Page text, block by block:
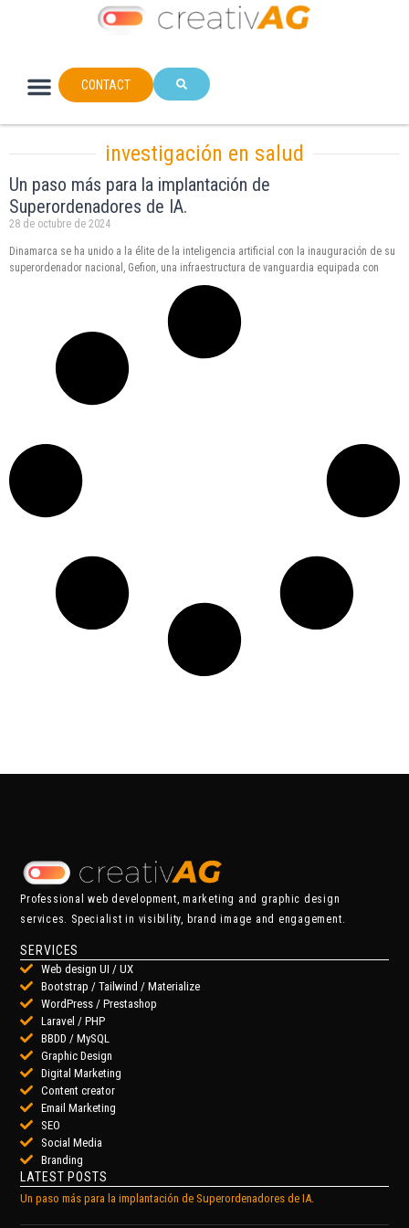
CONTACT
investigación en salud
Un paso más para la implantación de
Superordenadores de IA.
28 de octubre de 2024
Dinamarca se ha unido a la élite de la inteligencia artificial con la inauguración de su
superordenador nacional, Gefion, una infraestructura de vanguardia equipada con
Professional web development, marketing and graphic design
services. Specialist in visibility, brand image and engagement.
SERVICES
Web design UI / UX
Bootstrap / Tailwind / Materialize
WordPress / Prestashop
Laravel / PHP
BBDD / MySQL
Graphic Design
Digital Marketing
Content creator
Email Marketing
SEO
Social Media
Branding
LATEST POSTS
Un paso más para la implantación de Superordenadores de IA.